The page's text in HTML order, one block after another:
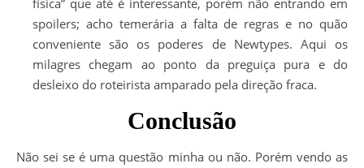
física” que até é interessante, porém não entrando em
spoilers; acho temerária a falta de regras e no quão
conveniente são os poderes de Newtypes. Aqui os
milagres chegam ao ponto da preguiça pura e do
desleixo do roteirista amparado pela direção fraca.
Conclusão
Não sei se é uma questão minha ou não. Porém vendo as